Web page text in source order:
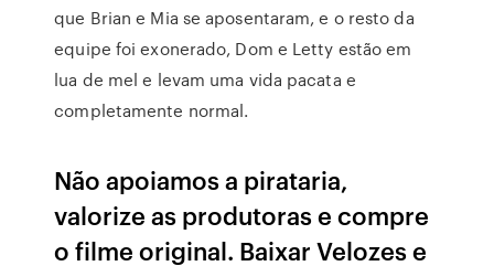
que Brian e Mia se aposentaram, e o resto da
equipe foi exonerado, Dom e Letty estão em
lua de mel e levam uma vida pacata e
completamente normal.
Não apoiamos a pirataria,
valorize as produtoras e compre
o filme original. Baixar Velozes e